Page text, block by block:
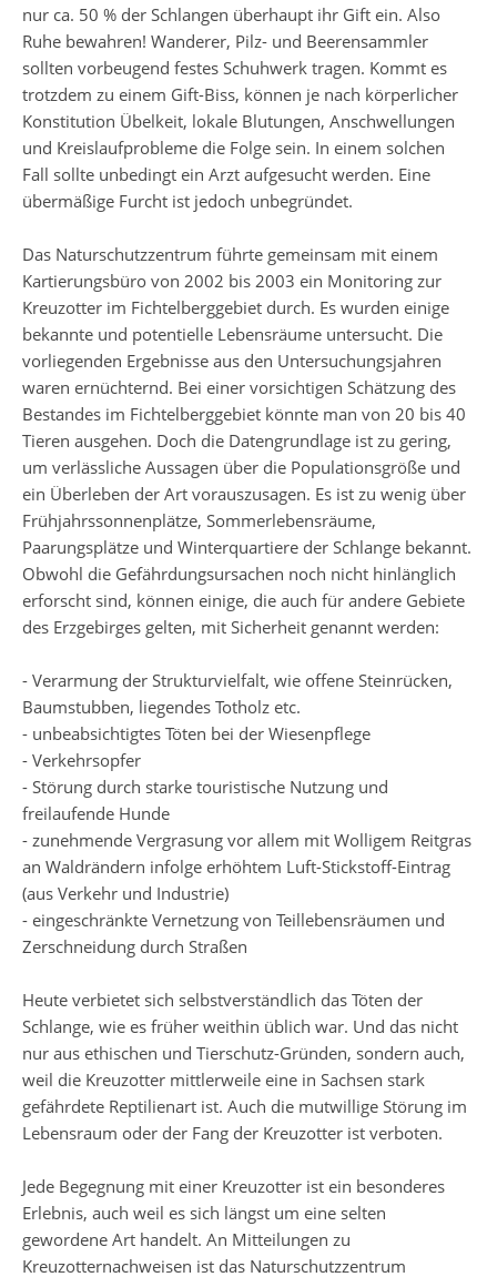
nur ca. 50 % der Schlangen überhaupt ihr Gift ein. Also
Ruhe bewahren! Wanderer, Pilz- und Beerensammler
sollten vorbeugend festes Schuhwerk tragen. Kommt es
trotzdem zu einem Gift-Biss, können je nach körperlicher
Konstitution Übelkeit, lokale Blutungen, Anschwellungen
und Kreislaufprobleme die Folge sein. In einem solchen
Fall sollte unbedingt ein Arzt aufgesucht werden. Eine
übermäßige Furcht ist jedoch unbegründet.
Das Naturschutzzentrum führte gemeinsam mit einem
Kartierungsbüro von 2002 bis 2003 ein Monitoring zur
Kreuzotter im Fichtelberggebiet durch. Es wurden einige
bekannte und potentielle Lebensräume untersucht. Die
vorliegenden Ergebnisse aus den Untersuchungsjahren
waren ernüchternd. Bei einer vorsichtigen Schätzung des
Bestandes im Fichtelberggebiet könnte man von 20 bis 40
Tieren ausgehen. Doch die Datengrundlage ist zu gering,
um verlässliche Aussagen über die Populationsgröße und
ein Überleben der Art vorauszusagen. Es ist zu wenig über
Frühjahrssonnenplätze, Sommerlebensräume,
Paarungsplätze und Winterquartiere der Schlange bekannt.
Obwohl die Gefährdungsursachen noch nicht hinlänglich
erforscht sind, können einige, die auch für andere Gebiete
des Erzgebirges gelten, mit Sicherheit genannt werden:
- Verarmung der Strukturvielfalt, wie offene Steinrücken,
Baumstubben, liegendes Totholz etc.
- unbeabsichtigtes Töten bei der Wiesenpflege
- Verkehrsopfer
- Störung durch starke touristische Nutzung und
freilaufende Hunde
- zunehmende Vergrasung vor allem mit Wolligem Reitgras
an Waldrändern infolge erhöhtem Luft-Stickstoff-Eintrag
(aus Verkehr und Industrie)
- eingeschränkte Vernetzung von Teillebensräumen und
Zerschneidung durch Straßen
Heute verbietet sich selbstverständlich das Töten der
Schlange, wie es früher weithin üblich war. Und das nicht
nur aus ethischen und Tierschutz-Gründen, sondern auch,
weil die Kreuzotter mittlerweile eine in Sachsen stark
gefährdete Reptilienart ist. Auch die mutwillige Störung im
Lebensraum oder der Fang der Kreuzotter ist verboten.
Jede Begegnung mit einer Kreuzotter ist ein besonderes
Erlebnis, auch weil es sich längst um eine selten
gewordene Art handelt. An Mitteilungen zu
Kreuzotternachweisen ist das Naturschutzzentrum